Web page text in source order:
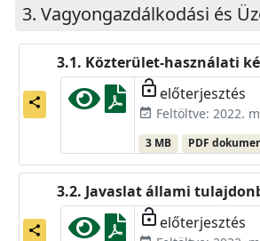
Vagyongazdálkodási és
share
Közterület-használati
lock_open előterjesztés
event_available Feltöltve: 2022.
3 MB PDF
share
Javaslat állami
lock_open előterjesztés